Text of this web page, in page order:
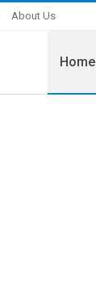
About Us
Home